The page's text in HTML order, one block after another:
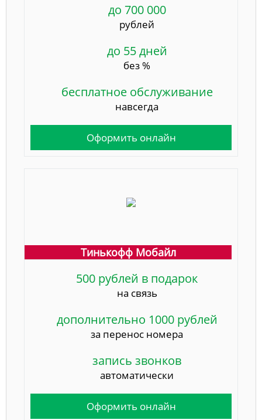
до 700 000
рублей
до 55 дней
без %
бесплатное обслуживание
навсегда
Оформить онлайн
Тинькофф Мобайл
500 рублей в подарок
на связь
дополнительно 1000 рублей
за перенос номера
запись звонков
автоматически
Оформить онлайн